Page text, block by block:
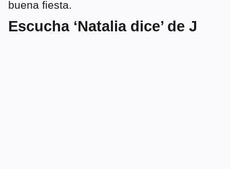
buena fiesta.
Escucha ‘Natalia dice’ de J